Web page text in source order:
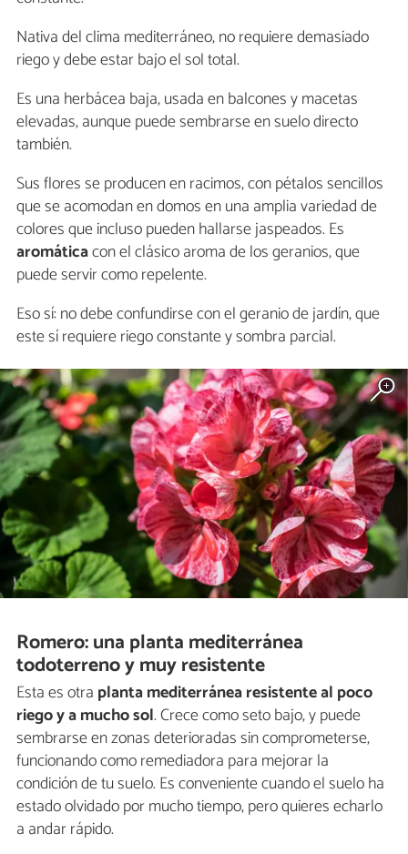
Nativa del clima mediterráneo, no requiere demasiado
riego y debe estar bajo el sol total.
Es una herbácea baja, usada en balcones y macetas
elevadas, aunque puede sembrarse en suelo directo
también.
Sus flores se producen en racimos, con pétalos sencillos
que se acomodan en domos en una amplia variedad de
colores que incluso pueden hallarse jaspeados. Es
aromáticacon el clásico aroma de los geranios, que
puede servir como repelente.
Eso sí: no debe confundirse con el geranio de jardín, que
este sí requiere riego constante y sombra parcial.
Romero: una planta mediterránea
todoterreno y muy resistente
Esta es otra planta mediterránea resistente al poco
riego y a mucho sol. Crece como seto bajo, y puede
sembrarse en zonas deterioradas sin comprometerse,
funcionando como remediadora para mejorar la
condición de tu suelo. Es conveniente cuando el suelo ha
estado olvidado por mucho tiempo, pero quieres echarlo
a andar rápido.